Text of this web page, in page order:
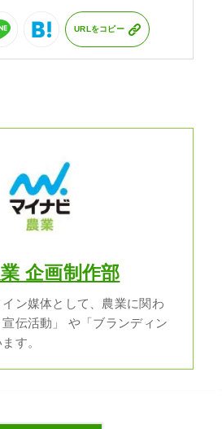
URLをコピー
企画制作部
ン媒体として、農業に関わ
伝活動」 や「ブランディン
す。